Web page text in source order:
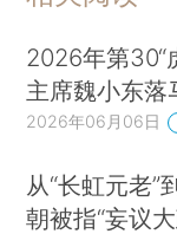
2026年第30“
主席魏小东落
2026年06月06日
从“长虹元老”
朝被指“妄议